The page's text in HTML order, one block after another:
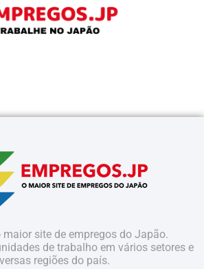
maior site de empregos do Japão.
de trabalho em vários setores e
regiões do país.